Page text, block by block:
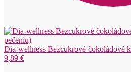
Dia-wellness Bezcukrové čokoládové
9,89 €